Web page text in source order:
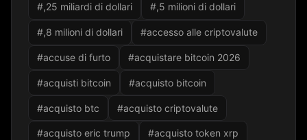
#,25 miliardi di dollari #,5 milioni di dollari
#,8 milioni di dollari #accesso alle criptovalute
#accuse di furto #acquistare bitcoin 2026
#acquisti bitcoin #acquisto bitcoin
#acquisto btc #acquisto criptovalute
#acquisto eric trump #acquisto token xrp